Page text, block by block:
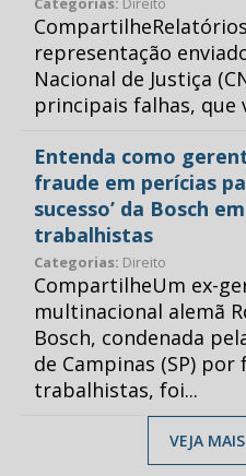
representação
Nacional de Justiça
principais falhas, que
Entenda como
fraude em perícias
sucesso’ da Bosch
trabalhistas
Categorias: Direito
CompartilheUm ex-
multinacional alemã
Bosch, condenada
de Campinas (SP)
trabalhistas, foi...
VEJA